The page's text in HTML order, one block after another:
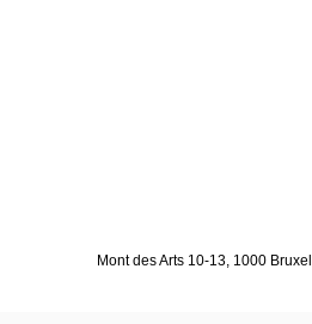
Mont des Arts 10-13, 1000